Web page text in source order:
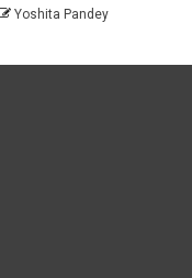
Yoshita Pandey